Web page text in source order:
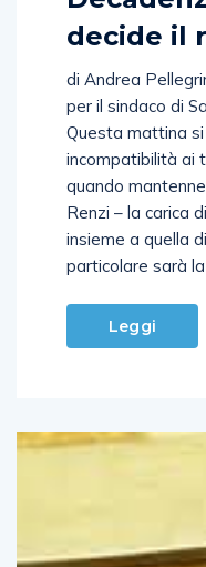
decide il
di Andrea
per il sindaco di
Questa mattina
incompatibilità ai
quando
Renzi – la carica
insieme a quella
particolare sarà
Leggi